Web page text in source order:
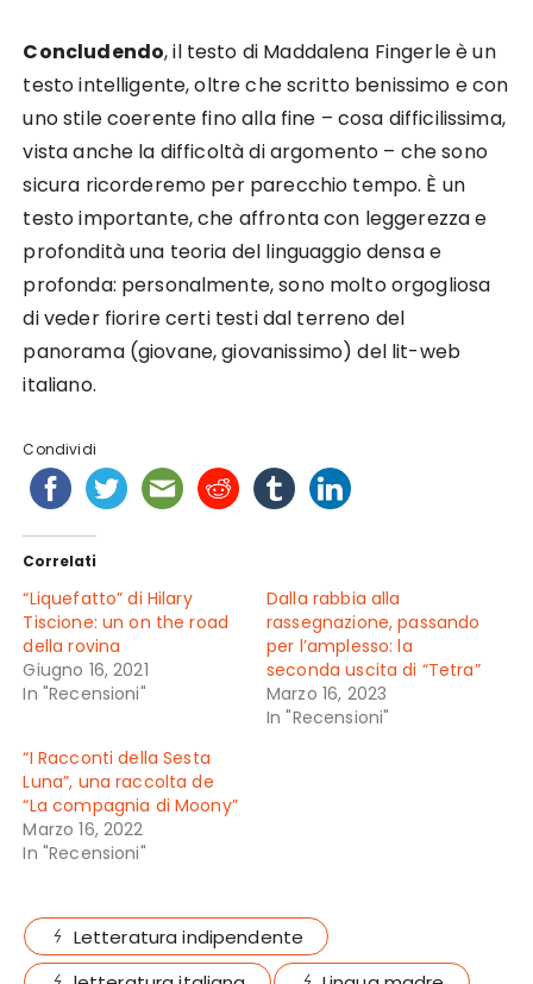
Concludendo, il testo di Maddalena Fingerle è un
testo intelligente, oltre che scritto benissimo e con
uno stile coerente fino alla fine – cosa difficilissima,
vista anche la difficoltà di argomento – che sono
sicura ricorderemo per parecchio tempo. È un
testo importante, che affronta con leggerezza e
profondità una teoria del linguaggio densa e
profonda: personalmente, sono molto orgogliosa
di veder fiorire certi testi dal terreno del
panorama (giovane, giovanissimo) del lit-web
italiano.
Condividi
Correlati
“Liquefatto” di Hilary
Tiscione: un on the road
della rovina
Giugno 16, 2021
In "Recensioni"
Dalla rabbia alla
rassegnazione, passando
per l’amplesso: la
seconda uscita di “Tetra”
Marzo 16, 2023
In "Recensioni"
“I Racconti della Sesta
Luna”, una raccolta de
“La compagnia di Moony”
Marzo 16, 2022
In "Recensioni"
Letteratura indipendente